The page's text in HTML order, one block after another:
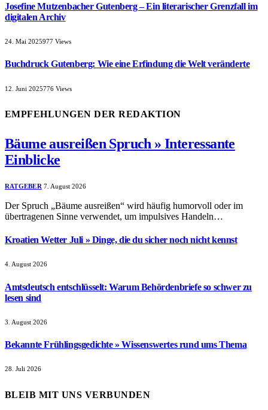
Josefine Mutzenbacher Gutenberg – Ein literarischer Grenzfall im
digitalen Archiv
24. Mai 2025977 Views
Buchdruck Gutenberg: Wie eine Erfindung die Welt veränderte
12. Juni 2025776 Views
EMPFEHLUNGEN DER REDAKTION
Bäume ausreißen Spruch » Interessante
Einblicke
RATGEBER 7. August 2026
Der Spruch „Bäume ausreißen“ wird häufig humorvoll oder im
übertragenen Sinne verwendet, um impulsives Handeln…
Kroatien Wetter Juli » Dinge, die du sicher noch nicht kennst
4. August 2026
Amtsdeutsch entschlüsselt: Warum Behördenbriefe so schwer zu
lesen sind
3. August 2026
Bekannte Frühlingsgedichte » Wissenswertes rund ums Thema
28. Juli 2026
BLEIB MIT UNS VERBUNDEN